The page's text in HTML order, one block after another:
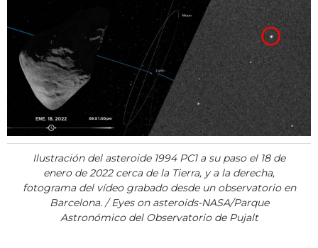
Ilustración del asteroide 1994 PC1 a su paso el 18 de
enero de 2022 cerca de la Tierra, y a la derecha,
fotograma del vídeo grabado desde un observatorio en
Barcelona. / Eyes on asteroids-NASA/Parque
Astronómico del Observatorio de Pujalt